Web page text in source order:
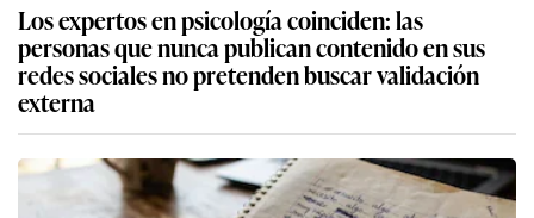
Los expertos en psicología coinciden: las
personas que nunca publican contenido en sus
redes sociales no pretenden buscar validación
externa